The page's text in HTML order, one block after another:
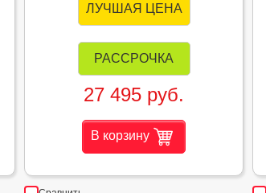
ЛУЧШАЯ ЦЕНА
РАССРОЧКА
27 495 руб.
В корзину